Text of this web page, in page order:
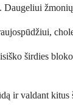
širdies
ir valdant